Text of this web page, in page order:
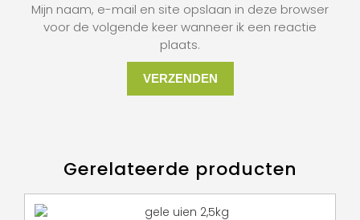
Mijn naam, e-mail en site opslaan in deze browser
voor de volgende keer wanneer ik een reactie
plaats.
Gerelateerde producten